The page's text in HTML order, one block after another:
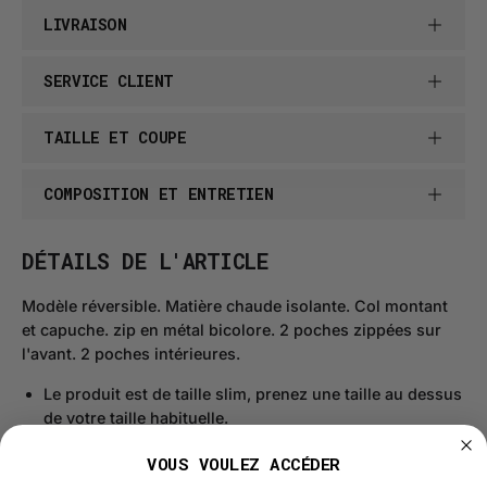
LIVRAISON
SERVICE CLIENT
TAILLE ET COUPE
COMPOSITION ET ENTRETIEN
DÉTAILS DE L'ARTICLE
Modèle réversible. Matière chaude isolante. Col montant
et capuche. zip en métal bicolore. 2 poches zippées sur
l'avant. 2 poches intérieures.
Le produit est de taille slim, prenez une taille au dessus
de votre taille habituelle.
VOUS VOULEZ ACCÉDER